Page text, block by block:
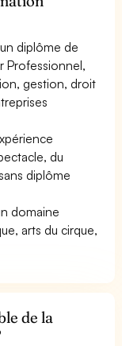
diplôme de
Professionnel,
gestion, droit
du
diplôme
domaine
arts du cirque,
de la